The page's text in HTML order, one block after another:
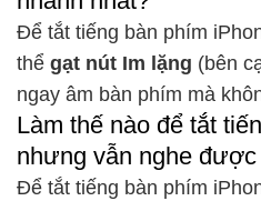
Để tắt tiếng bàn phím
thể gạt nút Im lặng (bên
ngay âm bàn phím mà
Làm thế nào để tắt
nhưng vẫn nghe
Để tắt tiếng bàn phím